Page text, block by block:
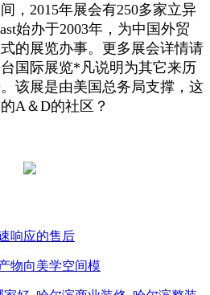
，2015年展会有250多家立异
始办于2003年，为中国外贸
的展览办事。更多展会详情请
国际展览*凡说明为其它来历
该展是由美国总务局支撑，这
A＆D的社区？
响应的售后
物向美学空间模